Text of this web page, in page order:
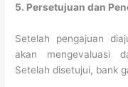
5. Persetujuan dan
Setelah pengajuan
akan mengevaluasi
Setelah disetujui, bank